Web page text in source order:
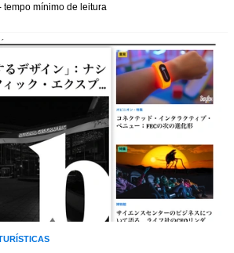
tempo mínimo de leitura